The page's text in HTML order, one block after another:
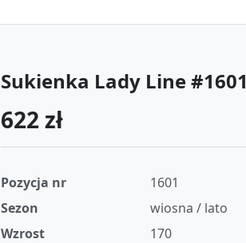
Sukienka Lady Line #1601
622 zł
Pozycja nr
1601
Sezon
wiosna / lato
Wzrost
170